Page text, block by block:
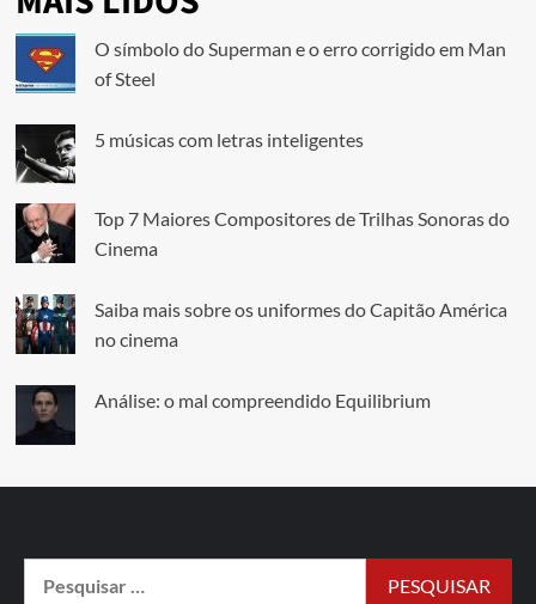
O símbolo do Superman e o erro corrigido em Man
of Steel
5 músicas com letras inteligentes
Top 7 Maiores Compositores de Trilhas Sonoras do
Cinema
Saiba mais sobre os uniformes do Capitão América
no cinema
Análise: o mal compreendido Equilibrium